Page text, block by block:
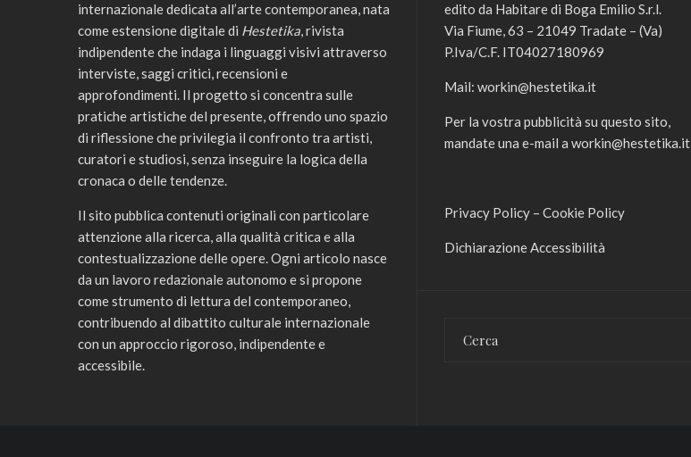
internazionale dedicata all’arte contemporanea, nata
come estensione digitale di Hestetika, rivista
indipendente che indaga i linguaggi visivi attraverso
interviste, saggi critici, recensioni e
approfondimenti. Il progetto si concentra sulle
pratiche artistiche del presente, offrendo uno spazio
di riflessione che privilegia il confronto tra artisti,
curatori e studiosi, senza inseguire la logica della
cronaca o delle tendenze.
Il sito pubblica contenuti originali con particolare
attenzione alla ricerca, alla qualità critica e alla
contestualizzazione delle opere. Ogni articolo nasce
da un lavoro redazionale autonomo e si propone
come strumento di lettura del contemporaneo,
contribuendo al dibattito culturale internazionale
con un approccio rigoroso, indipendente e
accessibile.
edito da Habitare di Boga Emilio S.r.l.
Via Fiume, 63 – 21049 Tradate – (Va)
P.Iva/C.F. IT04027180969
Mail: workin@hestetika.it
Per la vostra pubblicità su questo sito,
mandate una e-mail a workin@hestetika.it
Privacy Policy – Cookie Policy
Dichiarazione Accessibilità